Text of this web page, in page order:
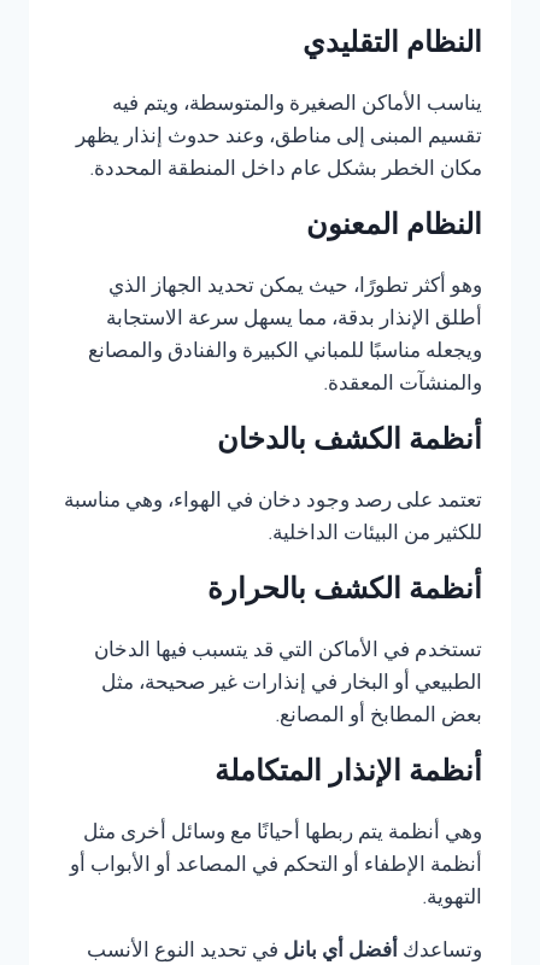
النظام التقليدي
يناسب الأماكن الصغيرة والمتوسطة، ويتم فيه
تقسيم المبنى إلى مناطق، وعند حدوث إنذار يظهر
مكان الخطر بشكل عام داخل المنطقة المحددة.
النظام المعنون
وهو أكثر تطورًا، حيث يمكن تحديد الجهاز الذي
أطلق الإنذار بدقة، مما يسهل سرعة الاستجابة
ويجعله مناسبًا للمباني الكبيرة والفنادق والمصانع
والمنشآت المعقدة.
أنظمة الكشف بالدخان
تعتمد على رصد وجود دخان في الهواء، وهي مناسبة
للكثير من البيئات الداخلية.
أنظمة الكشف بالحرارة
تستخدم في الأماكن التي قد يتسبب فيها الدخان
الطبيعي أو البخار في إنذارات غير صحيحة، مثل
بعض المطابخ أو المصانع.
أنظمة الإنذار المتكاملة
وهي أنظمة يتم ربطها أحيانًا مع وسائل أخرى مثل
أنظمة الإطفاء أو التحكم في المصاعد أو الأبواب أو
التهوية.
وتساعدك أفضل أي بانل في تحديد النوع الأنسب